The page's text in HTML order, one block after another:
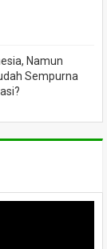
Namun
Sempurna